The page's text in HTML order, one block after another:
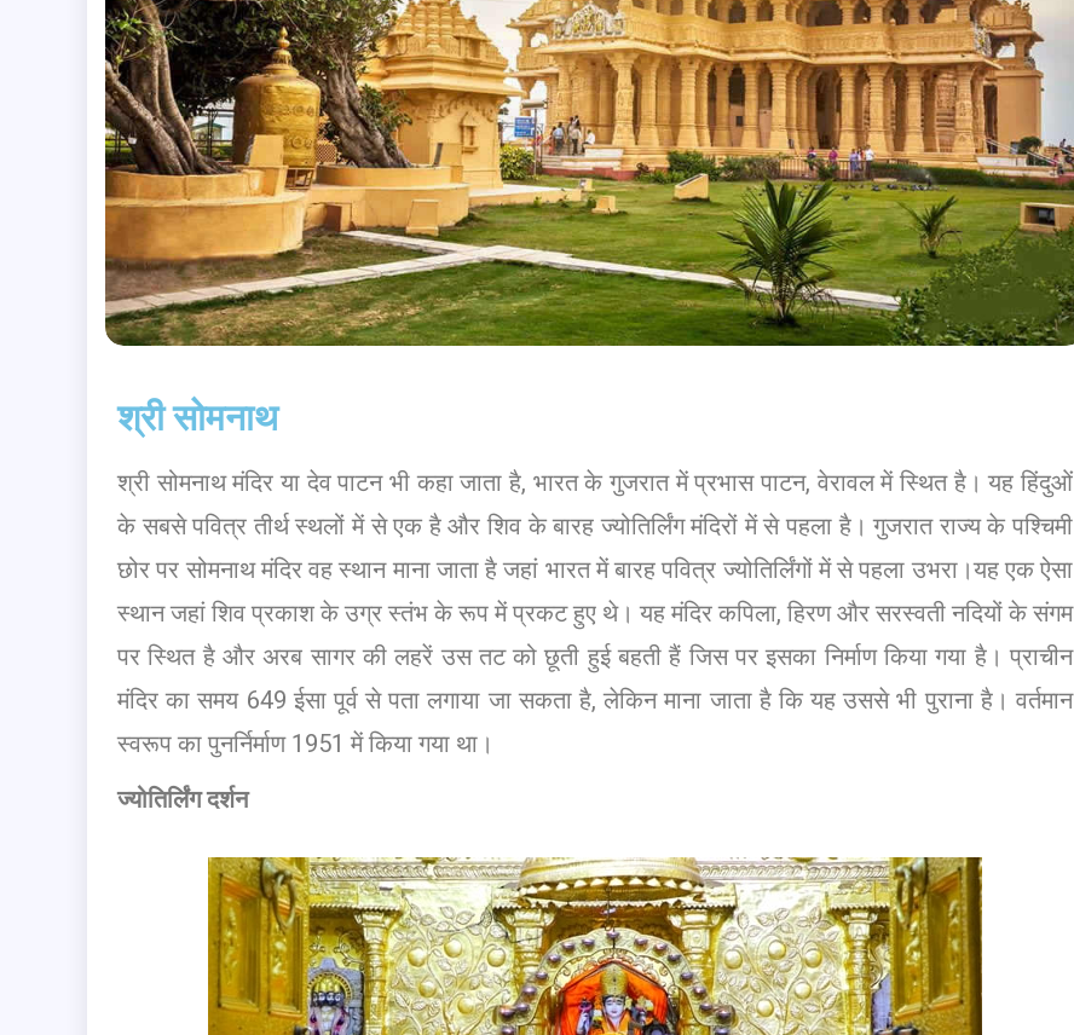
श्री सोमनाथ
श्री सोमनाथ मंदिर या देव पाटन भी कहा जाता है, भारत के गुजरात में प्रभास पाटन, वेरावल में स्थित है। यह हिंदुओं
के सबसे पवित्र तीर्थ स्थलों में से एक है और शिव के बारह ज्योतिर्लिंग मंदिरों में से पहला है। गुजरात राज्य के पश्चिमी
छोर पर सोमनाथ मंदिर वह स्थान माना जाता है जहां भारत में बारह पवित्र ज्योतिर्लिंगों में से पहला उभरा।यह एक ऐसा
स्थान जहां शिव प्रकाश के उग्र स्तंभ के रूप में प्रकट हुए थे। यह मंदिर कपिला, हिरण और सरस्वती नदियों के संगम
पर स्थित है और अरब सागर की लहरें उस तट को छूती हुई बहती हैं जिस पर इसका निर्माण किया गया है। प्राचीन
मंदिर का समय 649 ईसा पूर्व से पता लगाया जा सकता है, लेकिन माना जाता है कि यह उससे भी पुराना है। वर्तमान
स्वरूप का पुनर्निर्माण 1951 में किया गया था।
ज्योतिर्लिंग दर्शन